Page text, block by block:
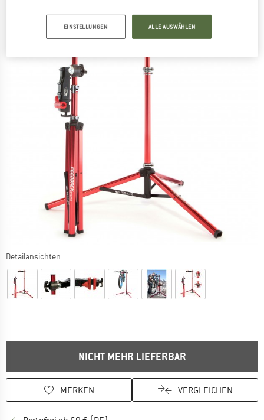
Detailansichten
NICHT MEHR LIEFERBAR
MERKEN VERGLEICHEN
EINSTELLUNGEN ALLE AUSWÄHLEN